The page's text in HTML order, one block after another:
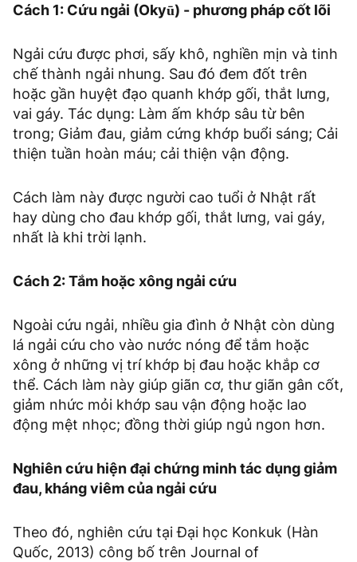
Cách 1: Cứu ngải (Okyū) - phương pháp cốt lõi
Ngải cứu được phơi, sấy khô, nghiền mịn và tinh
chế thành ngải nhung. Sau đó đem đốt trên
hoặc gần huyệt đạo quanh khớp gối, thắt lưng,
vai gáy. Tác dụng: Làm ấm khớp sâu từ bên
trong; Giảm đau, giảm cứng khớp buổi sáng; Cải
thiện tuần hoàn máu; cải thiện vận động.
Cách làm này được người cao tuổi ở Nhật rất
hay dùng cho đau khớp gối, thắt lưng, vai gáy,
nhất là khi trời lạnh.
Cách 2: Tắm hoặc xông ngải cứu
Ngoài cứu ngải, nhiều gia đình ở Nhật còn dùng
lá ngải cứu cho vào nước nóng để tắm hoặc
xông ở những vị trí khớp bị đau hoặc khắp cơ
thể. Cách làm này giúp giãn cơ, thư giãn gân cốt,
giảm nhức mỏi khớp sau vận động hoặc lao
động mệt nhọc; đồng thời giúp ngủ ngon hơn.
Nghiên cứu hiện đại chứng minh tác dụng giảm
đau, kháng viêm của ngải cứu
Theo đó, nghiên cứu tại Đại học Konkuk (Hàn
Quốc, 2013) công bố trên Journal of